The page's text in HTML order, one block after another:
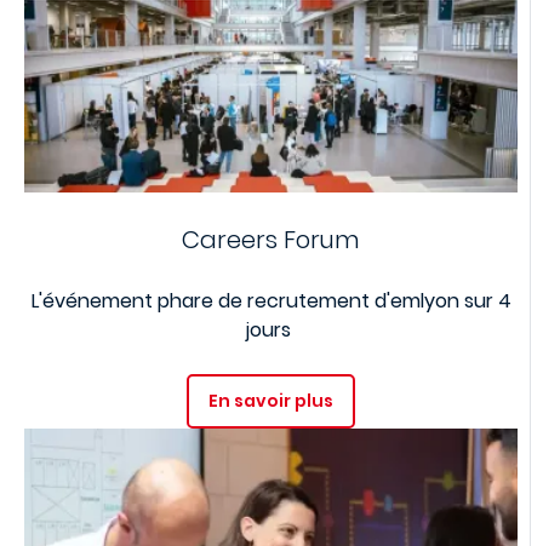
Careers Forum
L'événement phare de recrutement d'emlyon sur 4
jours
En savoir plus